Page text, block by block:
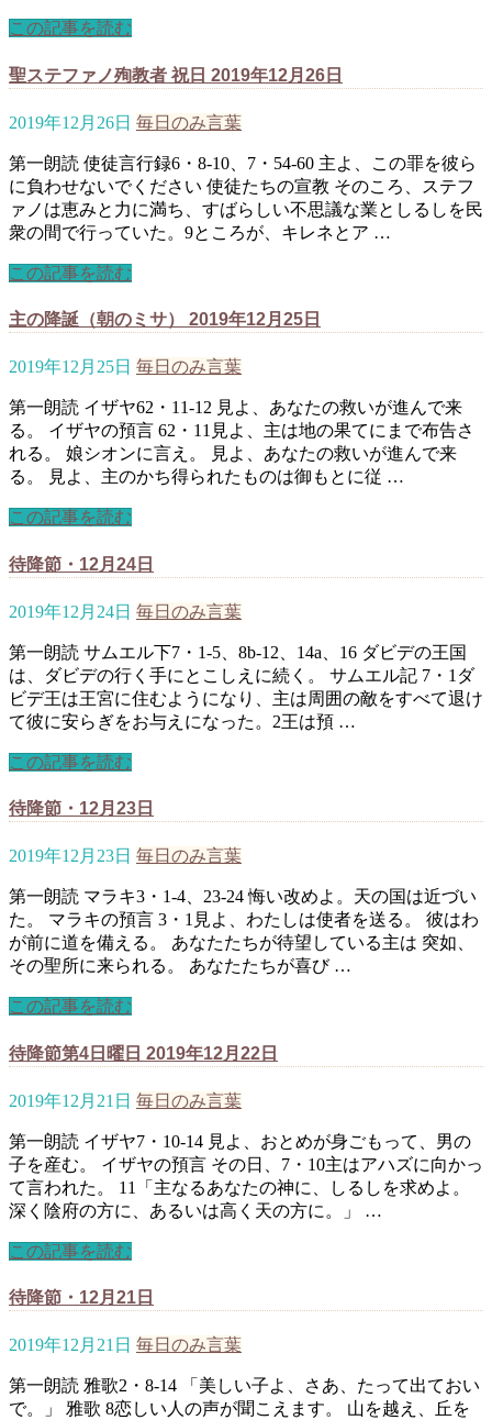
この記事を読む
聖ステファノ殉教者 祝日 2019年12月26日
2019年12月26日 毎日のみ言葉
第一朗読 使徒言行録6・8-10、7・54-60 主よ、この罪を彼ら
に負わせないでください 使徒たちの宣教 そのころ、ステフ
ァノは恵みと力に満ち、すばらしい不思議な業としるしを民
衆の間で行っていた。9ところが、キレネとア …
この記事を読む
主の降誕（朝のミサ） 2019年12月25日
2019年12月25日 毎日のみ言葉
第一朗読 イザヤ62・11-12 見よ、あなたの救いが進んで来
る。 イザヤの預言 62・11見よ、主は地の果てにまで布告さ
れる。 娘シオンに言え。 見よ、あなたの救いが進んで来
る。 見よ、主のかち得られたものは御もとに従 …
この記事を読む
待降節・12月24日
2019年12月24日 毎日のみ言葉
第一朗読 サムエル下7・1-5、8b-12、14a、16 ダビデの王国
は、ダビデの行く手にとこしえに続く。 サムエル記 7・1ダ
ビデ王は王宮に住むようになり、主は周囲の敵をすべて退け
て彼に安らぎをお与えになった。2王は預 …
この記事を読む
待降節・12月23日
2019年12月23日 毎日のみ言葉
第一朗読 マラキ3・1-4、23-24 悔い改めよ。天の国は近づい
た。 マラキの預言 3・1見よ、わたしは使者を送る。 彼はわ
が前に道を備える。 あなたたちが待望している主は 突如、
その聖所に来られる。 あなたたちが喜び …
この記事を読む
待降節第4日曜日 2019年12月22日
2019年12月21日 毎日のみ言葉
第一朗読 イザヤ7・10-14 見よ、おとめが身ごもって、男の
子を産む。 イザヤの預言 その日、7・10主はアハズに向かっ
て言われた。 11「主なるあなたの神に、しるしを求めよ。
深く陰府の方に、あるいは高く天の方に。」 …
この記事を読む
待降節・12月21日
2019年12月21日 毎日のみ言葉
第一朗読 雅歌2・8-14 「美しい子よ、さあ、たって出ておい
で。」 雅歌 8恋しい人の声が聞こえます。 山を越え、丘を